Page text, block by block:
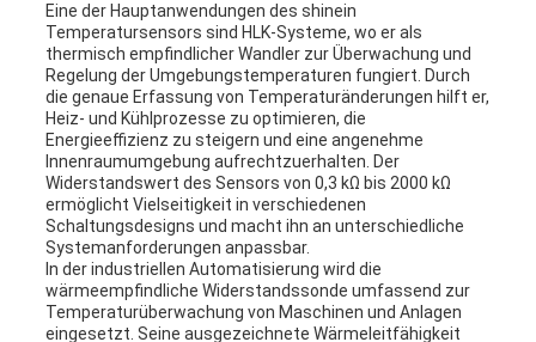
Eine der Hauptanwendungen des shinein
Temperatursensors sind HLK-Systeme, wo er als
thermisch empfindlicher Wandler zur Überwachung und
Regelung der Umgebungstemperaturen fungiert. Durch
die genaue Erfassung von Temperaturänderungen hilft er,
Heiz- und Kühlprozesse zu optimieren, die
Energieeffizienz zu steigern und eine angenehme
Innenraumumgebung aufrechtzuerhalten. Der
Widerstandswert des Sensors von 0,3 kΩ bis 2000 kΩ
ermöglicht Vielseitigkeit in verschiedenen
Schaltungsdesigns und macht ihn an unterschiedliche
Systemanforderungen anpassbar.
In der industriellen Automatisierung wird die
wärmeempfindliche Widerstandssonde umfassend zur
Temperaturüberwachung von Maschinen und Anlagen
eingesetzt. Seine ausgezeichnete Wärmeleitfähigkeit